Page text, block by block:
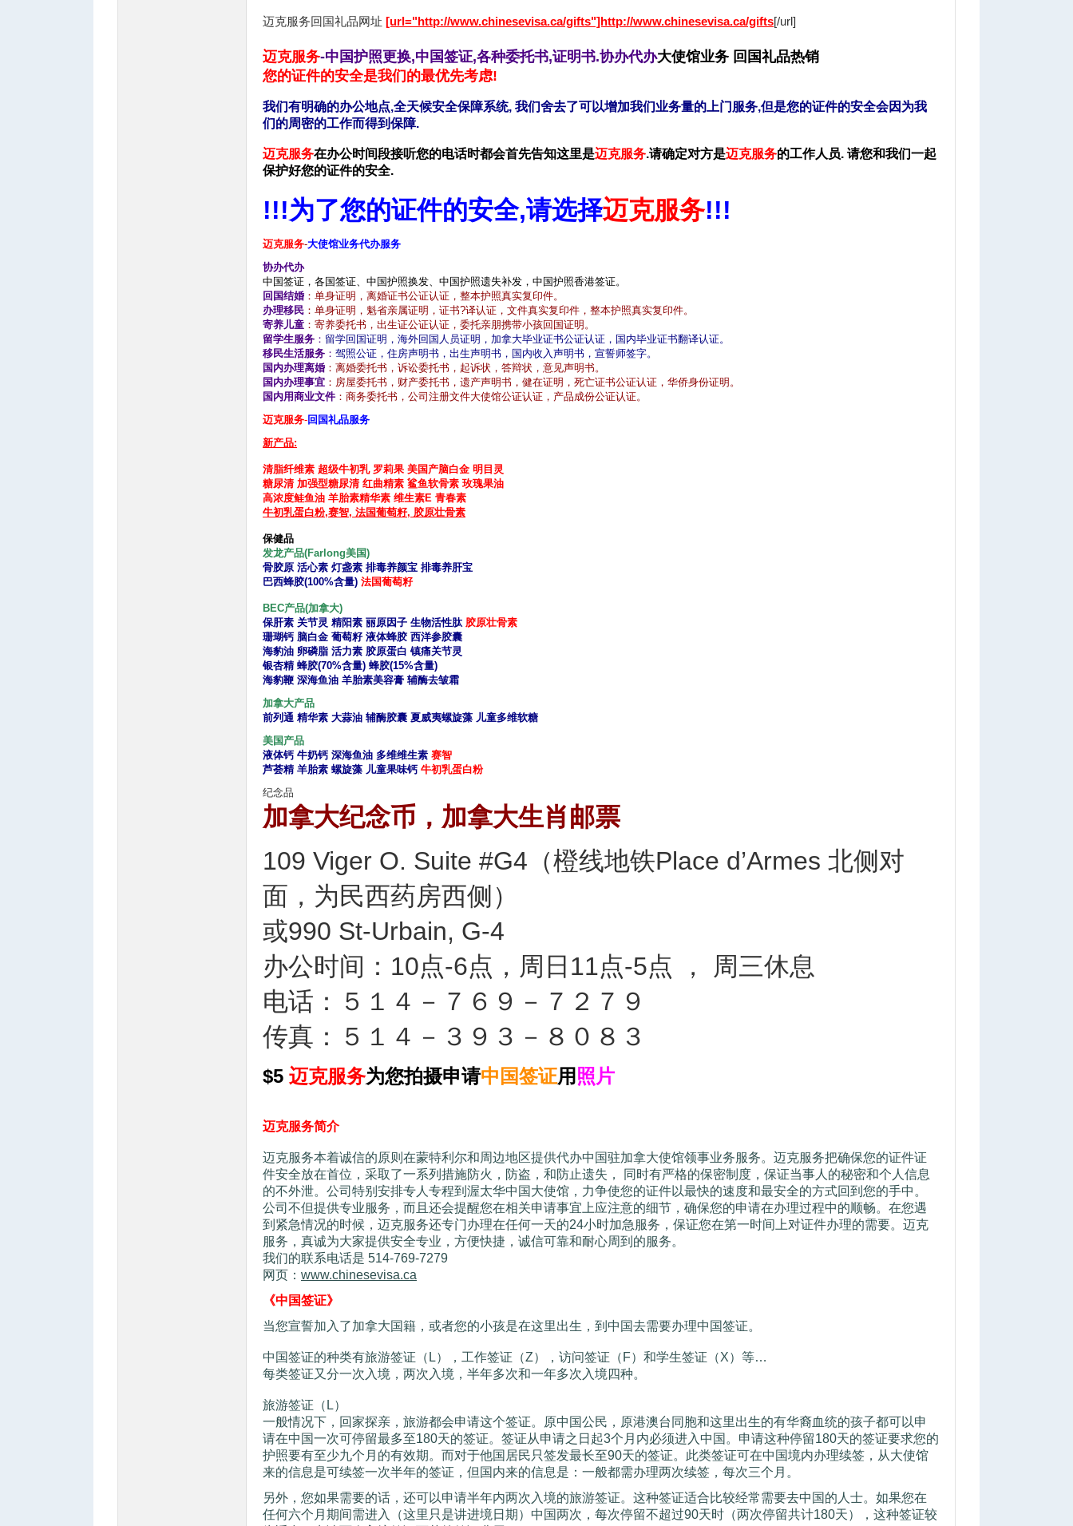
迈克服务回国礼品网址 [url="http://www.chinesevisa.ca/gifts"]http://www.chinesevisa.ca/gifts[/url]
迈克服务-中国护照更换,中国签证,各种委托书,证明书.协办代办大使馆业务 回国礼品热销
您的证件的安全是我们的最优先考虑!
我们有明确的办公地点,全天候安全保障系统, 我们舍去了可以增加我们业务量的上门服务,但是您的证件的安全会因为我
们的周密的工作而得到保障.
迈克服务在办公时间段接听您的电话时都会首先告知这里是迈克服务.请确定对方是迈克服务的工作人员. 请您和我们一起
保护好您的证件的安全.
!!!为了您的证件的安全,请选择迈克服务!!!
迈克服务-大使馆业务代办服务
协办代办& _! n8 a" S* t* Y# ]% h" k
中国签证，各国签证、中国护照换发、中国护照遗失补发，中国护照香港签证。
回国结婚 ：单身证明，离婚证书公证认证，整本护照真实复印件。
办理移民 ：单身证明，魁省亲属证明，证书?译认证，文件真实复印件，整本护照真实复印件。
寄养儿童 ：寄养委托书，出生证公证认证，委托亲朋携带小孩回国证明。
留学生服务 ： 留学回国证明，海外回国人员证明，加拿大毕业证书公证认证，国内毕业证书翻译认证。
移民生活服务 ： 驾照公证，住房声明书，出生声明书，国内收入声明书，宣誓师签字。
国内办理离婚 ：离婚委托书，诉讼委托书，起诉状，答辩状，意见声明书。
国内办理事宜 ：房屋委托书，财产委托书，遗产声明书，健在证明，死亡证书公证认证，华侨身份证明。
国内用商业文件 ：商务委托书，公司注册文件大使馆公证认证，产品成份公证认证。
迈克服务-回国礼品服务
新产品:
清脂纤维素 超级牛初乳 罗莉果 美国产脑白金 明目灵
糖尿清 加强型糖尿清 红曲精素 鲨鱼软骨素 玫瑰果油
高浓度鲑鱼油 羊胎素精华素 维生素E 青春素
牛初乳蛋白粉,赛智, 法国葡萄籽, 胶原壮骨素
保健品
发龙产品(Farlong美国)
骨胶原 活心素 灯盏素 排毒养颜宝 排毒养肝宝
巴西蜂胶(100%含量) 法国葡萄籽. W/ E3 }0 S3 C5 h1 |
BEC产品(加拿大)
保肝素 关节灵 精阳素 丽原因子 生物活性肽 胶原壮骨素
珊瑚钙 脑白金 葡萄籽 液体蜂胶 西洋参胶囊
海豹油 卵磷脂 活力素 胶原蛋白 镇痛关节灵
银杏精 蜂胶(70%含量) 蜂胶(15%含量)
海豹鞭 深海鱼油 羊胎素美容膏 辅酶去皱霜
加拿大产品
前列通 精华素 大蒜油 辅酶胶囊 夏威夷螺旋藻 儿童多维软糖
美国产品
液体钙 牛奶钙 深海鱼油 多维维生素 赛智
芦荟精 羊胎素 螺旋藻 儿童果味钙 牛初乳蛋白粉7 ~: P! e) a: o
纪念品
加拿大纪念币，加拿大生肖邮票
109 Viger O. Suite #G4（橙线地铁Place d’Armes 北侧对
面，为民西药房西侧）
或990 St-Urbain, G-4
办公时间：10点-6点，周日11点-5点 ， 周三休息
电话：５１４－７６９－７２７９
传真：５１４－３９３－８０８３
$5 迈克服务为您拍摄申请中国签证用 照片
迈克服务简介
迈克服务本着诚信的原则在蒙特利尔和周边地区提供代办中国驻加拿大使馆领事业务服务。迈克服务把确保您的证件证
件安全放在首位，采取了一系列措施防火，防盗，和防止遗失， 同时有严格的保密制度，保证当事人的秘密和个人信息
的不外泄。公司特别安排专人专程到渥太华中国大使馆，力争使您的证件以最快的速度和最安全的方式回到您的手中。
公司不但提供专业服务，而且还会提醒您在相关申请事宜上应注意的细节，确保您的申请在办理过程中的顺畅。在您遇
到紧急情况的时候，迈克服务还专门办理在任何一天的24小时加急服务，保证您在第一时间上对证件办理的需要。迈克
服务，真诚为大家提供安全专业，方便快捷，诚信可靠和耐心周到的服务。
我们的联系电话是 514-769-7279
网页： www.chinesevisa.ca
《中国签证》
当您宣誓加入了加拿大国籍，或者您的小孩是在这里出生，到中国去需要办理中国签证。
中国签证的种类有旅游签证（L），工作签证（Z），访问签证（F）和学生签证（X）等…
每类签证又分一次入境，两次入境，半年多次和一年多次入境四种。
旅游签证（L）
一般情况下，回家探亲，旅游都会申请这个签证。原中国公民，原港澳台同胞和这里出生的有华裔血统的孩子都可以申
请在中国一次可停留最多至180天的签证。签证从申请之日起3个月内必须进入中国。申请这种停留180天的签证要求您的
护照要有至少九个月的有效期。而对于他国居民只签发最长至90天的签证。此类签证可在中国境内办理续签，从大使馆
来的信息是可续签一次半年的签证，但国内来的信息是：一般都需办理两次续签，每次三个月。
另外，您如果需要的话，还可以申请半年内两次入境的旅游签证。这种签证适合比较经常需要去中国的人士。如果您在
任何六个月期间需进入（这里只是讲进境日期）中国两次，每次停留不超过90天时（两次停留共计180天），这种签证较